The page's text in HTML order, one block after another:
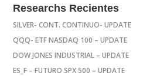
Researchs Recientes
SILVER- CONT. CONTINUO- UPDATE
QQQ- ETF NASDAQ 100 – UPDATE
DOW JONES INDUSTRIAL – UPDATE
ES_F – FUTURO SPX 500 – UPDATE